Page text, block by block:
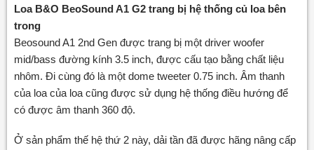
Loa B&O BeoSound A1 G2 trang bị hệ thống củ loa bên
trong
Beosound A1 2nd Gen được trang bị một driver woofer
mid/bass đường kính 3.5 inch, được cấu tạo bằng chất liệu
nhôm. Đi cùng đó là một dome tweeter 0.75 inch. Âm thanh
của loa của loa cũng được sử dụng hệ thống điều hướng để
có được âm thanh 360 độ.
Ở sản phẩm thế hệ thứ 2 này, dải tần đã được hãng nâng cấp